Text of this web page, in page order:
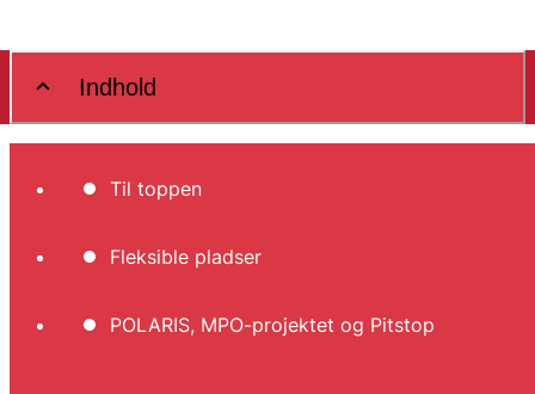
Indhold
Til toppen
Fleksible pladser
POLARIS, MPO-projektet og Pitstop